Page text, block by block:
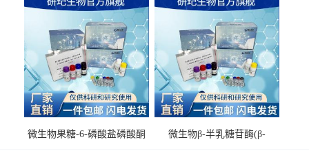
微生物果糖-6-磷酸盐磷酸酮
微生物β-半乳糖苷酶(β-